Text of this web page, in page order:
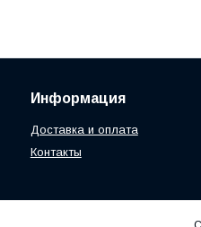
Информация
Доставка и оплата
Контакты